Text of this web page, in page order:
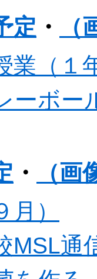
定 ・
業（１
ーボー
・
（画
）
MSL通